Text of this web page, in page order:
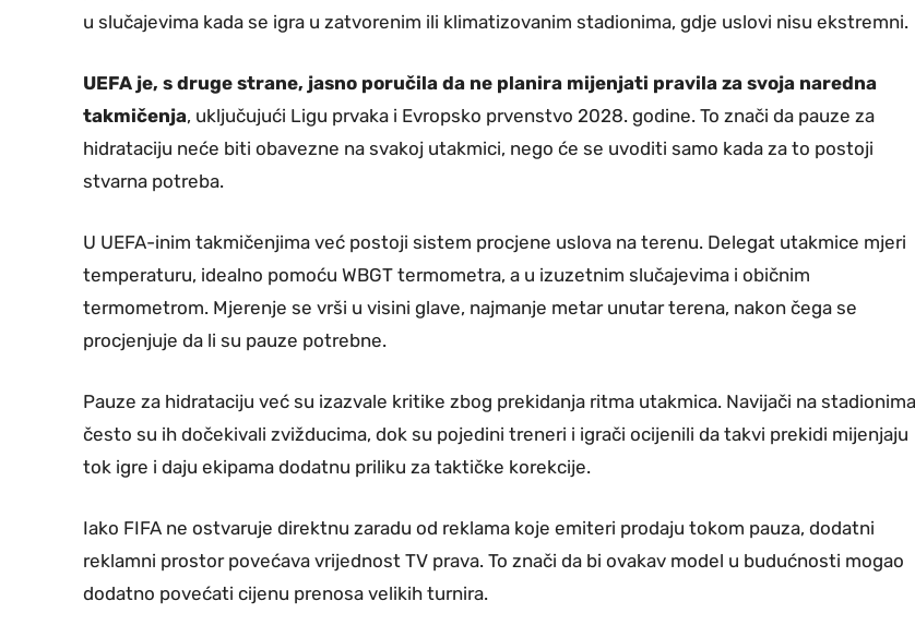
u slučajevima kada se igra u zatvorenim ili klimatizovanim stadionima, gdje uslovi nisu ekstremni.
UEFA je, s druge strane, jasno poručila da ne planira mijenjati pravila za svoja naredna
takmičenja, uključujući Ligu prvaka i Evropsko prvenstvo 2028. godine. To znači da pauze za
hidrataciju neće biti obavezne na svakoj utakmici, nego će se uvoditi samo kada za to postoji
stvarna potreba.
U UEFA-inim takmičenjima već postoji sistem procjene uslova na terenu. Delegat utakmice mjeri
temperaturu, idealno pomoću WBGT termometra, a u izuzetnim slučajevima i običnim
termometrom. Mjerenje se vrši u visini glave, najmanje metar unutar terena, nakon čega se
procjenjuje da li su pauze potrebne.
Pauze za hidrataciju već su izazvale kritike zbog prekidanja ritma utakmica. Navijači na stadionima
često su ih dočekivali zvižducima, dok su pojedini treneri i igrači ocijenili da takvi prekidi mijenjaju
tok igre i daju ekipama dodatnu priliku za taktičke korekcije.
Iako FIFA ne ostvaruje direktnu zaradu od reklama koje emiteri prodaju tokom pauza, dodatni
reklamni prostor povećava vrijednost TV prava. To znači da bi ovakav model u budućnosti mogao
dodatno povećati cijenu prenosa velikih turnira.